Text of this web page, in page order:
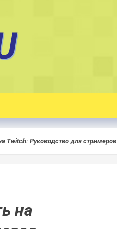
Twitch: Руководство для стримеров
на